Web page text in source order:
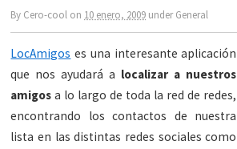
By Cero-cool on 10 enero, 2009 underGeneral
LocAmigos es una interesante aplicación
que nos ayudará a localizar a nuestros
amigosa lo largo de toda la red de redes,
encontrando los contactos de nuestra
lista en las distintas redes sociales como